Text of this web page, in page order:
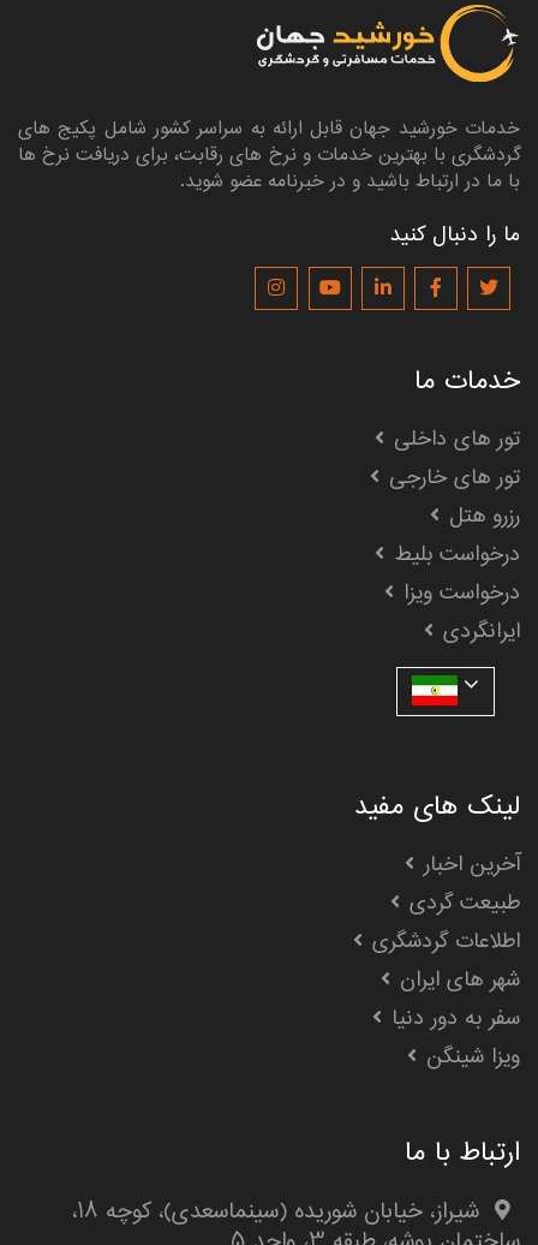
خدمات خورشید جهان قابل ارائه به سراسر کشور شامل پکیج های
گردشگری با بهترین خدمات و نرخ های رقابت، برای دریافت نرخ ها
با ما در ارتباط باشید و در خبرنامه عضو شوید.
ما را دنبال کنید
خدمات ما
تور های داخلی
تور های خارجی
رزرو هتل
درخواست بلیط
درخواست ویزا
ایرانگردی
لینک های مفید
آخرین اخبار
طبیعت گردی
اطلاعات گردشگری
شهر های ایران
سفر به دور دنیا
ویزا شینگن
ارتباط با ما
شیراز، خیابان شوریده (سینماسعدی)، کوچه 18،